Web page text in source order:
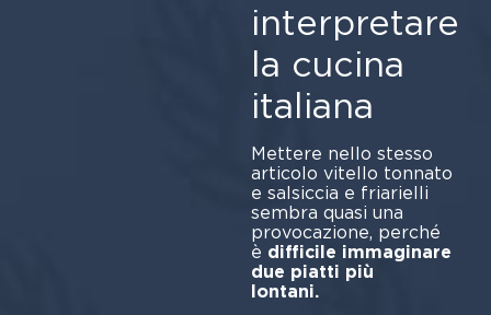
interpretare
la cucina
italiana
Mettere nello stesso
articolo vitello tonnato
e salsiccia e friarielli
sembra quasi una
provocazione, perché
è difficile immaginare
due piatti più
lontani.